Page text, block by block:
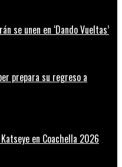
se unen en ‘Dando Vueltas’
prepara su regreso a
en Coachella 2026